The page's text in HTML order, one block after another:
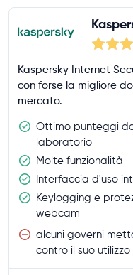
Kaspersky Internet
con forse la migliore
mercato.
Ottimo punteggi
laboratorio
Molte funzionalità
Interfaccia d'uso
Keylogging e
webcam
alcuni governi
contro il suo utilizzo